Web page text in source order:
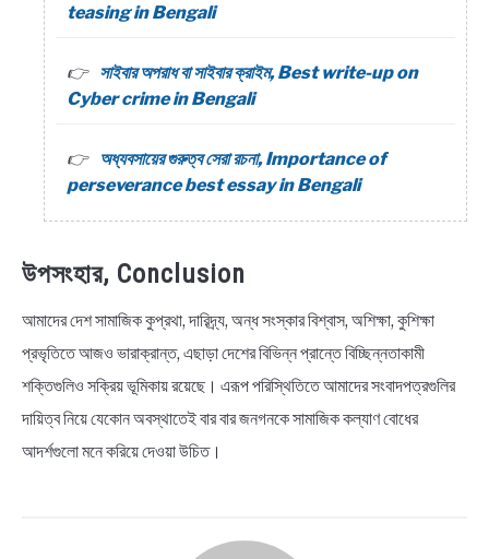
teasing in Bengali
সাইবার অপরাধ বা সাইবার ক্রাইম, Best write-up on
Cyber crime in Bengali
অধ্যবসায়ের গুরুত্ব সেরা রচনা, Importance of
perseverance best essay in Bengali
উপসংহার, Conclusion
আমাদের দেশ সামাজিক কুপ্রথা, দারিদ্র্য, অন্ধ সংস্কার বিশ্বাস, অশিক্ষা, কুশিক্ষা
প্রভৃতিতে আজও ভারাক্রান্ত, এছাড়া দেশের বিভিন্ন প্রান্তে বিচ্ছিন্নতাকামী
শক্তিগুলিও সক্রিয় ভূমিকায় রয়েছে। এরূপ পরিস্থিতিতে আমাদের সংবাদপত্রগুলির
দায়িত্ব নিয়ে যেকোন অবস্থাতেই বার বার জনগনকে সামাজিক কল্যাণ বোধের
আদর্শগুলো মনে করিয়ে দেওয়া উচিত।